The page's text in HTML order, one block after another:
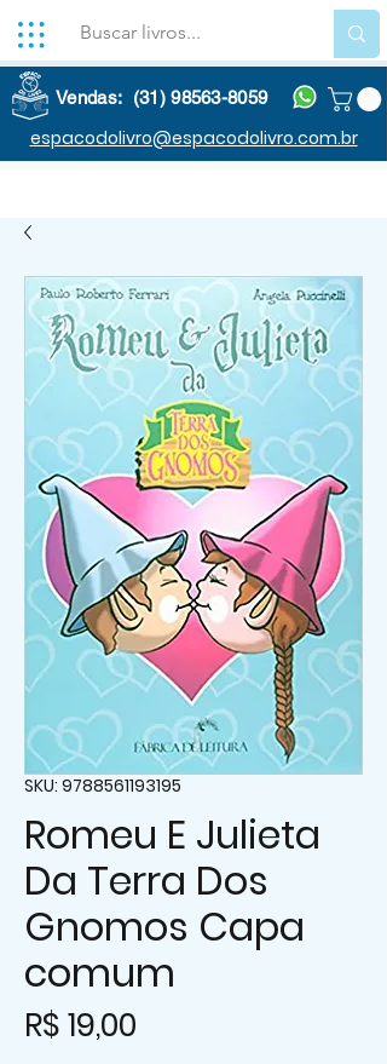
Vendas: (31) 98563-8059
espacodolivro@espacodolivro.com.br
SKU: 9788561193195
Romeu E Julieta
Da Terra Dos
Gnomos Capa
comum
R$ 19,00